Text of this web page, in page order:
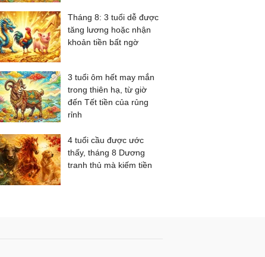
Tháng 8: 3 tuổi dễ được
tăng lương hoặc nhận
khoản tiền bất ngờ
3 tuổi ôm hết may mắn
trong thiên hạ, từ giờ
đến Tết tiền của rủng
rỉnh
4 tuổi cầu được ước
thấy, tháng 8 Dương
tranh thủ mà kiếm tiền